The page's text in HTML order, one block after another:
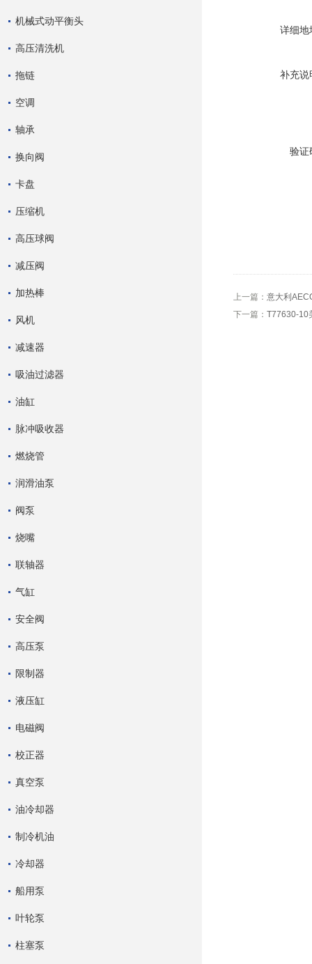
机械式动平衡头
高压清洗机
拖链
空调
轴承
换向阀
卡盘
压缩机
高压球阀
减压阀
加热棒
风机
减速器
吸油过滤器
油缸
脉冲吸收器
燃烧管
润滑油泵
阀泵
烧嘴
联轴器
气缸
安全阀
高压泵
限制器
液压缸
电磁阀
校正器
真空泵
油冷却器
制冷机油
冷却器
船用泵
叶轮泵
柱塞泵
详细地
补充说
验证
上一篇： 意大利
下一篇： T77630-10